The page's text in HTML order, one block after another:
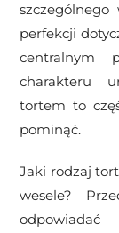
perfekcji
centralnym
charakteru
tortem to
pominąć.
Jaki rodzaj
wesele?